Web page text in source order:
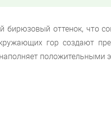
оттенок, что
гор создают
положительными